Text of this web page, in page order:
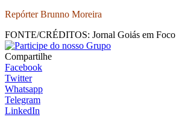
Repórter Brunno Moreira
FONTE/CRÉDITOS: Jornal Goiás em Foco
Compartilhe
Facebook
Twitter
Whatsapp
Telegram
LinkedIn